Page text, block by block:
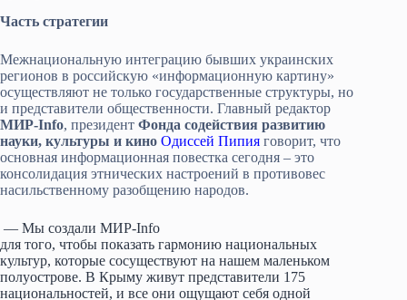
Часть стратегии
Межнациональную интеграцию бывших украинских
регионов в российскую «информационную картину»
осуществляют не только государственные структуры, но
и представители общественности. Главный редактор
МИР-Info, президент Фонда содействия развитию
науки, культуры и кино Одиссей Пипия говорит, что
основная информационная повестка сегодня – это
консолидация этнических настроений в противовес
насильственному разобщению народов.
— Мы создали МИР-Info
для того, чтобы показать гармонию национальных
культур, которые сосуществуют на нашем маленьком
полуострове. В Крыму живут представители 175
национальностей, и все они ощущают себя одной